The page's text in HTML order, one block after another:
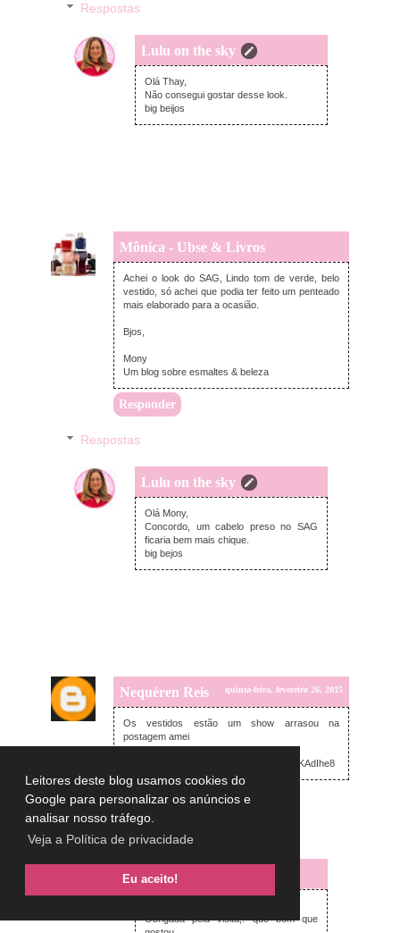
Leitores deste blog usamos cookies do
Google para personalizar os anúncios e
analisar nosso tráfego.
Veja a Política de privacidade
Eu aceito!
Respostas
Lulu on the sky
quinta-feira, fevereiro 26, 2015
Olá Thay,
Não consegui gostar desse look.
big beijos
Mônica - Ubse & Livros
quinta-feira, fevereiro 26, 2015
Achei o look do SAG, Lindo tom de verde, belo
vestido, só achei que podia ter feito um penteado
mais elaborado para a ocasião.
Bjos,
Mony
Um blog sobre esmaltes & beleza
Responder
Respostas
Lulu on the sky
quinta-feira, fevereiro 26, 2015
Olá Mony,
Concordo, um cabelo preso no SAG
ficaria bem mais chique.
big bejos
Nequéren Reis quinta-feira, fevereiro 26, 2015
Os vestidos estão um show arrasou na
postagem amei
https://www.youtube.com/watch?v=sg_8KAdIhe8
Responder
Respostas
Lulu on the sky
quinta-feira, fevereiro 26, 2015
Obrigada pela visita,. que bom que